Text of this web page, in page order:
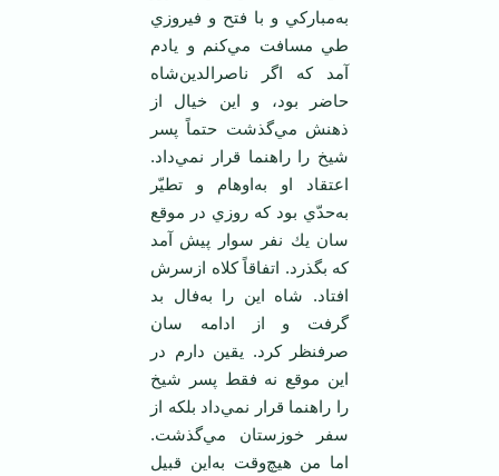
به‌مباركي‌ و با فتح‌ و فيروزي‌
طي‌ مسافت‌ مي‌كنم‌ و يادم‌
آمد كه‌ اگر ناصرالدين‌شاه‌
حاضر بود، و اين‌ خيال‌ از
ذهنش‌ مي‌گذشت‌ حتماً پسر
شيخ‌ را راهنما قرار نمي‌داد.
اعتقاد او به‌اوهام‌ و تطيّر
به‌حدّي‌ بود كه‌ روزي‌ در موقع‌
سان‌ يك‌ نفر سوار پيش‌ آمد
كه‌ بگذرد. اتفاقاً كلاه‌ ازسرش‌
افتاد. شاه‌ اين‌ را به‌فال‌ بد
گرفت‌ و از ادامه‌ سان‌
صرفنظر كرد. يقين‌ دارم‌ در
اين‌ موقع‌ نه‌ فقط‌ پسر شيخ‌
را راهنما قرار نمي‌داد بلكه‌ از
سفر خوزستان‌ مي‌گذشت‌.
اما من‌ هيچ‌وقت‌ به‌اين‌ قبيل‌